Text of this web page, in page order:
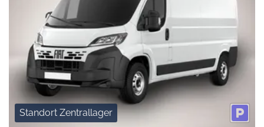
Standort Zentrallager